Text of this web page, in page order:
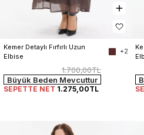
Kemer Detaylı Fırfırlı Uzun
Elbise
+2
1.700,00TL
Büyük Beden Mevcuttur
SEPETTE NET 1.275,00TL